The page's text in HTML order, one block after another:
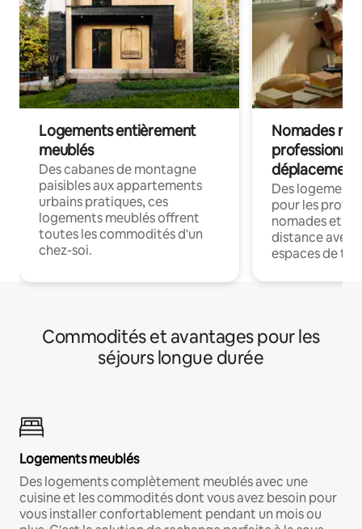
Logements entièrement
meublés
Des cabanes de montagne
paisibles aux appartements
urbains pratiques, ces
logements meublés offrent
toutes les commodités d'un
chez-soi.
Nomades
déplacement
Des
pour les
nomades et
distance avec
espaces de
Commodités et avantages pour les
séjours longue durée
Logements meublés
Des logements complètement meublés avec une
cuisine et les commodités dont vous avez besoin pour
vous installer confortablement pendant un mois ou